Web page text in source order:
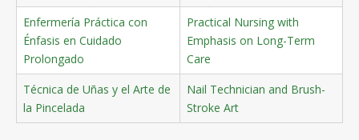
Enfermería Práctica con
Énfasis en Cuidado
Prolongado
Practical Nursing with
Emphasis on Long-Term
Care
Técnica de Uñas y el Arte de
la Pincelada
Nail Technician and Brush-
Stroke Art